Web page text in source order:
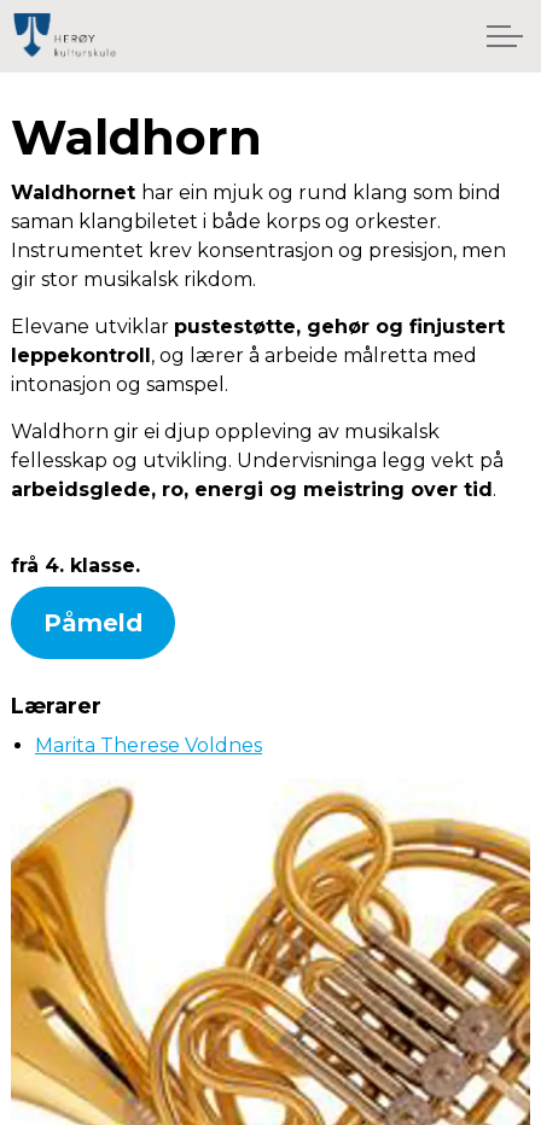
Waldhorn
Waldhornet har ein mjuk og rund klang som bind
saman klangbiletet i både korps og orkester.
Instrumentet krev konsentrasjon og presisjon, men
gir stor musikalsk rikdom.
Elevane utviklar pustestøtte, gehør og finjustert
leppekontroll, og lærer å arbeide målretta med
intonasjon og samspel.
Waldhorn gir ei djup oppleving av musikalsk
fellesskap og utvikling. Undervisninga legg vekt på
arbeidsglede, ro, energi og meistring over tid.
frå 4. klasse.
Påmeld
Lærarer
Marita Therese Voldnes